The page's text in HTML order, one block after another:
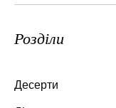
Розділи
Десерти